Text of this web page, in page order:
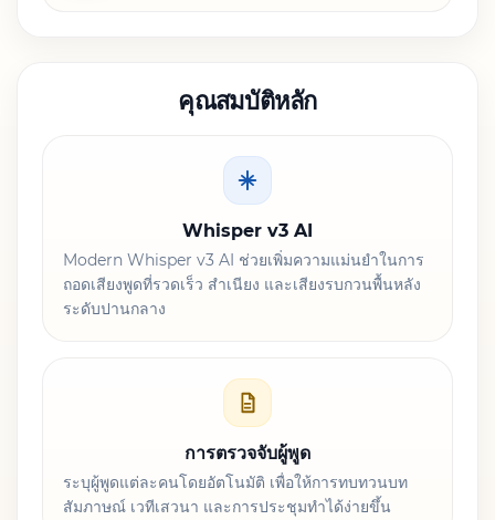
คุณสมบัติหลัก
Whisper v3 AI
Modern Whisper v3 AI ช่วยเพิ่มความแม่นยำในการ
ถอดเสียงพูดที่รวดเร็ว สำเนียง และเสียงรบกวนพื้นหลัง
ระดับปานกลาง
การตรวจจับผู้พูด
ระบุผู้พูดแต่ละคนโดยอัตโนมัติ เพื่อให้การทบทวนบท
สัมภาษณ์ เวทีเสวนา และการประชุมทำได้ง่ายขึ้น